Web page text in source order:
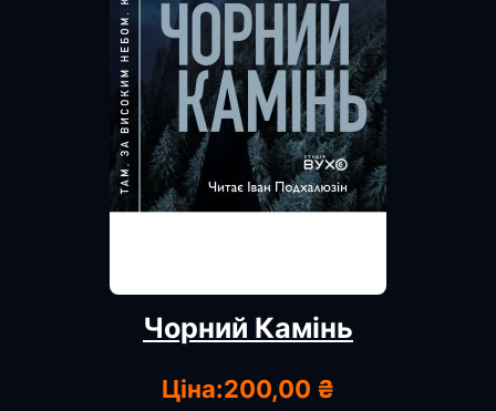
Чорний Камінь
Ціна:200,00 ₴